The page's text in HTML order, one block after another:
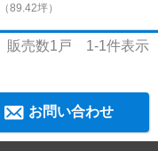
89.42坪）
販売数1 戸 1-1件表示
お問い合わせ